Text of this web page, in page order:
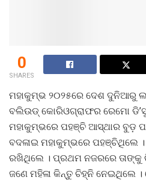
0
SHARES
ମହାକୁମ୍ଭ ୨୦୨୫ରେ ଦେଶ ଦୁନିଆରୁ
ବଲିଉଡ୍ କୋରିଓଗ୍ରାଫର ରେମୋ
ମହାକୁମ୍ଭରେ ପହଞ୍ଚି ଆସ୍ଥାର ବୁଡ଼
ବଦଳାଇ ମହାକୁମ୍ଭରେ ପହଞ୍ଚିଥିଲେ
ରଖିଥିଲେ । ପ୍ରଥମ ନଜରରେ ତାଙ୍କୁ
ଜଣେ ମହିଳା କିନ୍ତୁ ଚିହ୍ନି ନେଇଥିଲେ ।